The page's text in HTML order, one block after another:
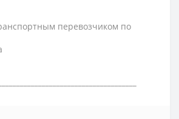
перевозчиком по